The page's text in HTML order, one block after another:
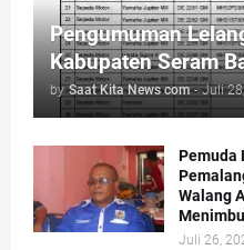
Pengumuman
Kabupaten Seram
by Saat Kita News com - Juli
Pemuda
Walang
Juli 26,